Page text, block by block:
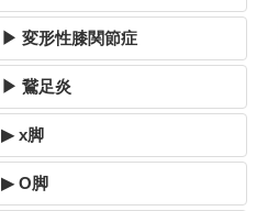
▶ 変形性膝関節症
▶ 鵞足炎
▶ x脚
▶ O脚